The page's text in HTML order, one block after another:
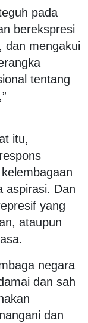
pada
berekspresi
dan mengakui
tentang
itu,
aspirasi. Dan
yang
ataupun
negara
dan sah
dan